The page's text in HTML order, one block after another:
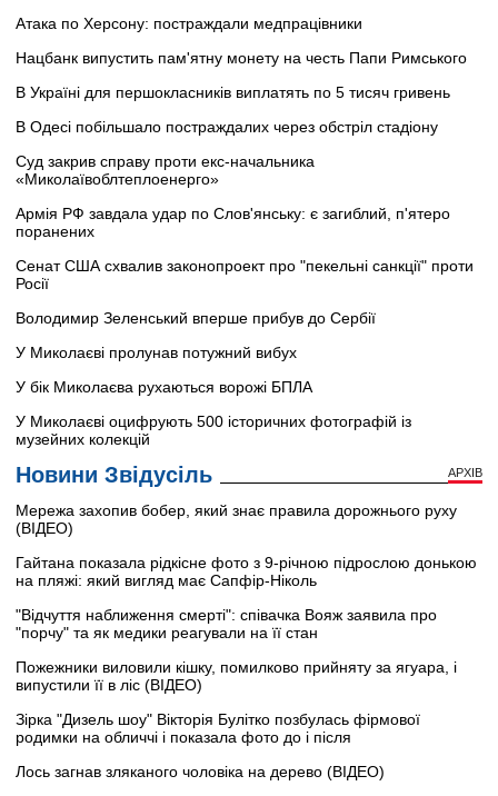
Атака по Херсону: постраждали медпрацівники
Нацбанк випустить пам'ятну монету на честь Папи Римського
В Україні для першокласників виплатять по 5 тисяч гривень
В Одесі побільшало постраждалих через обстріл стадіону
Суд закрив справу проти екс-начальника
«Миколаївоблтеплоенерго»
Армія РФ завдала удар по Слов'янську: є загиблий, п'ятеро
поранених
Сенат США схвалив законопроект про "пекельні санкції" проти
Росії
Володимир Зеленський вперше прибув до Сербії
У Миколаєві пролунав потужний вибух
У бік Миколаєва рухаються ворожі БПЛА
У Миколаєві оцифрують 500 історичних фотографій із
музейних колекцій
Новини Звідусіль АРХІВ
Мережа захопив бобер, який знає правила дорожнього руху
(ВІДЕО)
Гайтана показала рідкісне фото з 9-річною підрослою донькою
на пляжі: який вигляд має Сапфір-Ніколь
"Відчуття наближення смерті": співачка Вояж заявила про
"порчу" та як медики реагували на її стан
Пожежники виловили кішку, помилково прийняту за ягуара, і
випустили її в ліс (ВІДЕО)
Зірка "Дизель шоу" Вікторія Булітко позбулась фірмової
родимки на обличчі і показала фото до і після
Лось загнав зляканого чоловіка на дерево (ВІДЕО)